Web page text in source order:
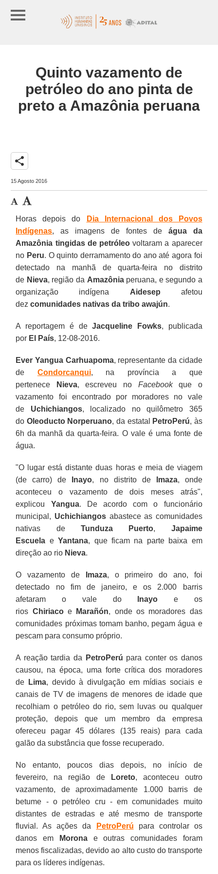
Quinto vazamento de
petróleo do ano pinta de
preto a Amazônia peruana
share
15 Agosto 2016
Horas depois do
Dia Internacional dos Povos
Indígenas, as imagens de fontes deágua da
Amazônia tingidas de petróleo voltaram a aparecer
no Peru. O quinto derramamento do ano até agora foi
detectado na manhã de quarta-feira no distrito
de Nieva, região da Amazôniaperuana, e segundo a
organização indígena Aidesep afetou
dezcomunidades nativas da tribo awajún.
A reportagem é deJacqueline Fowks, publicada
por El País, 12-08-2016.
Ever Yangua Carhuapoma, representante da cidade
de Condorcanqui, na província a que
pertenece
Nieva, escreveu no Facebookque o
vazamento foi encontrado por moradores no vale
de Uchichiangos, localizado no quilômetro 365
do Oleoducto Norperuano, da estatal PetroPerú, às
6h da manhã da quarta-feira. O vale é uma fonte de
água.
"O lugar está distante duas horas e meia de viagem
(de carro) de
Inayo, no distrito de Imaza, onde
aconteceu o vazamento de dois meses atrás",
explicou Yangua. De acordo com o funcionário
municipal, Uchichiangosabastece as comunidades
nativas de Tunduza Puerto, Japaime
Escuela eYantana, que ficam na parte baixa em
direção ao rio Nieva.
O vazamento de Imaza, o primeiro do ano, foi
detectado no fim de janeiro, e os 2.000 barris
afetaram o vale do
Inayo e os
rios Chiriacoe Marañón, onde os moradores das
comunidades próximas tomam banho, pegam água e
pescam para consumo próprio.
A reação tardia da PetroPerú para conter os danos
causou, na época, uma forte crítica dos moradores
de
Lima, devido à divulgação em mídias sociais e
canais de TV de imagens de menores de idade que
recolhiam o petróleo do rio, sem luvas ou qualquer
proteção, depois que um membro da empresa
ofereceu pagar 45 dólares (135 reais) para cada
galão da substância que fosse recuperado.
No entanto, poucos dias depois, no início de
fevereiro, na região de
Loreto, aconteceu outro
vazamento, de aproximadamente 1.000 barris de
betume - o petróleo cru - em comunidades muito
distantes de estradas e até mesmo de transporte
fluvial. As ações da
PetroPerú para controlar os
danos em
Moronae outras comunidades foram
menos fiscalizadas, devido ao alto custo do transporte
para os líderes indígenas.